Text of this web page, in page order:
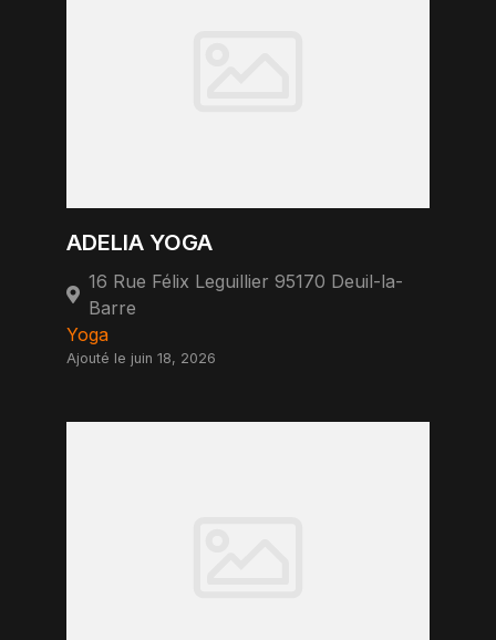
ADELIA YOGA
16 Rue Félix Leguillier 95170 Deuil-la-
Barre
Yoga
Ajouté le juin 18, 2026